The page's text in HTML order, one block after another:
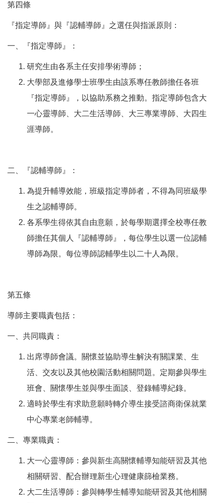
第四條
『指定導師』與『認輔導師』之選任與指派原則：
一、『指定導師』：
研究生由各系主任安排學術導師；
大學部及進修學士班學生由該系專任教師擔任各班
『指定導師』，以協助系務之推動。指定導師包含大
一心靈導師、大二生活導師、大三專業導師、大四生
涯導師。
二、『認輔導師』：
為提升輔導效能，班級指定導師者，不得為同班級學
生之認輔導師。
各系學生得依其自由意願，於每學期選擇全校專任教
師擔任其個人『認輔導師』，每位學生以選一位認輔
導師為限。每位導師認輔學生以二十人為限。
第五條
導師主要職責包括：
一、共同職責：
出席導師會議。關懷並協助導生解決有關課業、生
活、交友以及其他校園活動相關問題。定期參與學生
班會、關懷學生並與學生面談、登錄輔導紀錄。
適時於學生有求助意願時轉介導生接受諮商衛保就業
中心專業老師輔導。
二、專業職責：
大一心靈導師：參與新生高關懷輔導知能研習及其他
相關研習、配合辦理新生心理健康篩檢業務。
大二生活導師：參與轉學生輔導知能研習及其他相關